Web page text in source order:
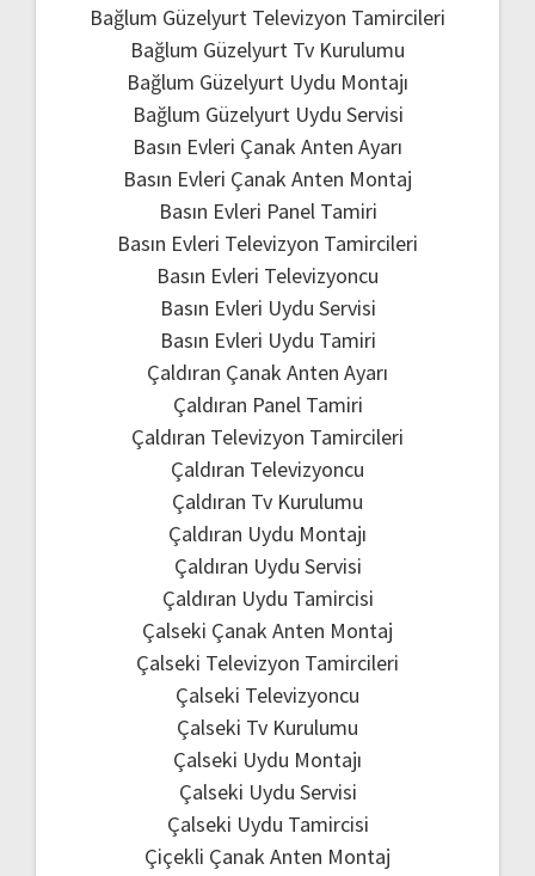
Bağlum Güzelyurt Televizyon Tamircileri
Bağlum Güzelyurt Tv Kurulumu
Bağlum Güzelyurt Uydu Montajı
Bağlum Güzelyurt Uydu Servisi
Basın Evleri Çanak Anten Ayarı
Basın Evleri Çanak Anten Montaj
Basın Evleri Panel Tamiri
Basın Evleri Televizyon Tamircileri
Basın Evleri Televizyoncu
Basın Evleri Uydu Servisi
Basın Evleri Uydu Tamiri
Çaldıran Çanak Anten Ayarı
Çaldıran Panel Tamiri
Çaldıran Televizyon Tamircileri
Çaldıran Televizyoncu
Çaldıran Tv Kurulumu
Çaldıran Uydu Montajı
Çaldıran Uydu Servisi
Çaldıran Uydu Tamircisi
Çalseki Çanak Anten Montaj
Çalseki Televizyon Tamircileri
Çalseki Televizyoncu
Çalseki Tv Kurulumu
Çalseki Uydu Montajı
Çalseki Uydu Servisi
Çalseki Uydu Tamircisi
Çiçekli Çanak Anten Montaj